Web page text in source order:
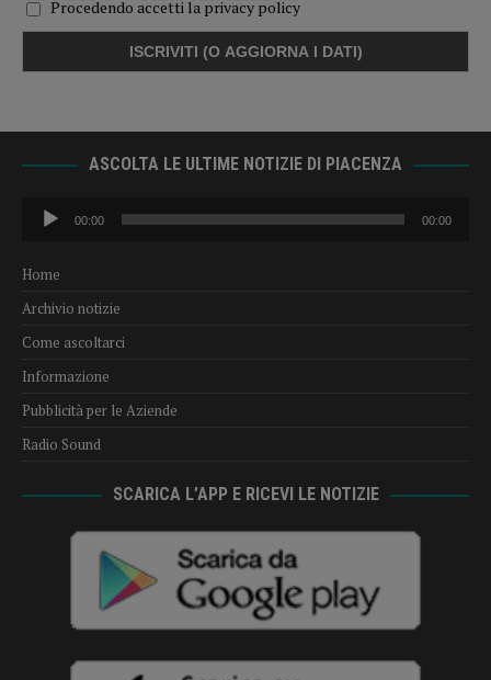
Procedendo accetti la privacy policy
ASCOLTA LE ULTIME NOTIZIE DI PIACENZA
Audio
Player
00:00 00:00
Home
Archivio notizie
Come ascoltarci
Informazione
Pubblicità per le Aziende
Radio Sound
SCARICA L’APP E RICEVI LE NOTIZIE